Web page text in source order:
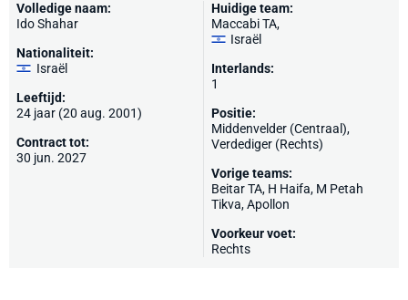
Volledige naam:
Ido Shahar
Nationaliteit:
Israël
Leeftijd:
24 jaar (20 aug. 2001)
Contract tot:
30 jun. 2027
Huidige team:
Maccabi TA,
Israël
Interlands:
1
Positie:
Middenvelder (Centraal),
Verdediger (Rechts)
Vorige teams:
Beitar TA, H Haifa, M Petah
Tikva,Apollon
Voorkeur voet:
Rechts